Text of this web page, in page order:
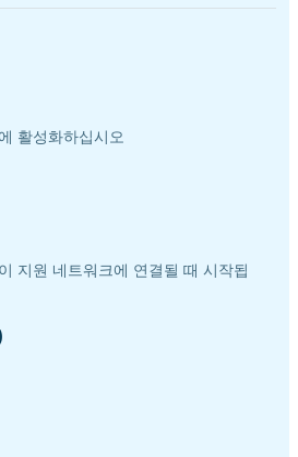
활성화하십시오
지원 네트워크에 연결될 때 시작됩